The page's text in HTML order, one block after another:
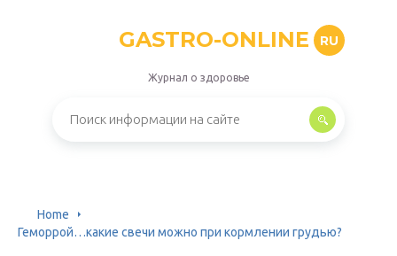
GASTRO-ONLINE RU
Журнал о здоровье
Home
Геморрой…какие свечи можно при кормлении грудью?